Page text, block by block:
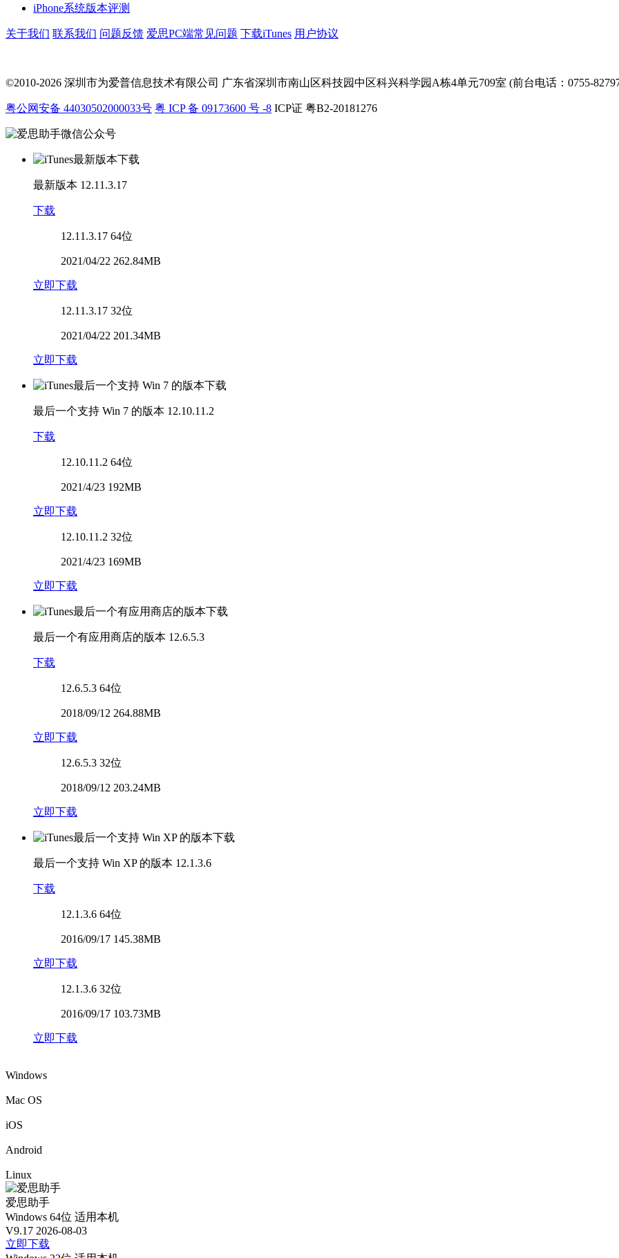
iPhone系统版本评测
关于我们 联系我们 问题反馈 爱思PC端常见问题 下载iTunes 用户协议
©2010-2026 深圳市为爱普信息技术有限公司 广东省深圳市南山区科技园中区科兴科学园A栋4单元709室 (前台电话：0755-
粤公网安备 44030502000033号 粤 ICP 备 09173600 号 -8 ICP证 粤B2-20181276
最新版本 12.11.3.17
下载
12.11.3.17 64位
2021/04/22 262.84MB
立即下载
12.11.3.17 32位
2021/04/22 201.34MB
立即下载
最后一个支持 Win 7 的版本 12.10.11.2
下载
12.10.11.2 64位
2021/4/23 192MB
立即下载
12.10.11.2 32位
2021/4/23 169MB
立即下载
最后一个有应用商店的版本 12.6.5.3
下载
12.6.5.3 64位
2018/09/12 264.88MB
立即下载
12.6.5.3 32位
2018/09/12 203.24MB
立即下载
最后一个支持 Win XP 的版本 12.1.3.6
下载
12.1.3.6 64位
2016/09/17 145.38MB
立即下载
12.1.3.6 32位
2016/09/17 103.73MB
立即下载
Windows
Mac OS
iOS
Android
Linux
爱思助手
Windows 64位 适用本机
V9.17 2026-08-03
立即下载